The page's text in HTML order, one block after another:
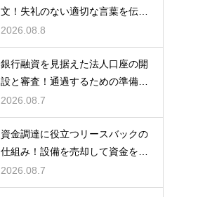
文！失礼のない適切な言葉を伝え
る例文
2026.08.8
銀行融資を見据えた法人口座の開
設と審査！通過するための準備と
ポイント
2026.08.7
資金調達に役立つリースバックの
仕組み！設備を売却して資金を得
る方法
2026.08.7